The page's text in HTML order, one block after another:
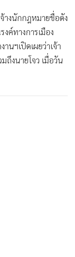
างนักกฎหมายชื่อดัง
ค์ทางการเมือง
นฯเปิดเผยว่าเจ้า
งนายโจว เมื่อวัน